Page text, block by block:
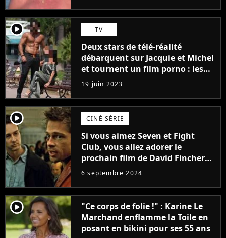
player2 TV
Deux stars de télé-réalité
débarquent sur Jacquie et Michel
et tournent un film porno : les
premières images du tournage
(exclu)
19 juin 2023
player2 CINÉ SÉRIE
Si vous aimez Seven et Fight
Club, vous allez adorer le
prochain film de David Fincher
avec lequel il se réinvente
complètement
6 septembre 2024
player2
"Ce corps de folie !" : Karine Le
Marchand enflamme la Toile en
posant en bikini pour ses 55 ans